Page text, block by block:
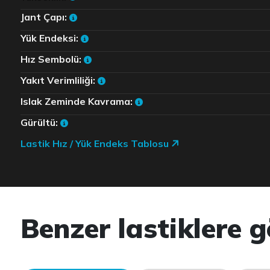
Jant Çapı:
Yük Endeksi:
Hız Sembolü:
Yakıt Verimliliği:
Islak Zeminde Kavrama:
Gürültü:
Lastik Hız / Yük Endeks Tablosu
Benzer lastiklere